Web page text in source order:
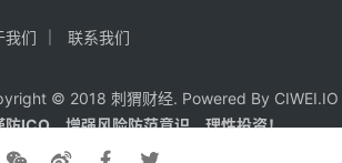
我们 联系我们
© 2018 刺猬财经. Powered By CIWEI.IO
防ICO、增强风险防范意识，理性投资！